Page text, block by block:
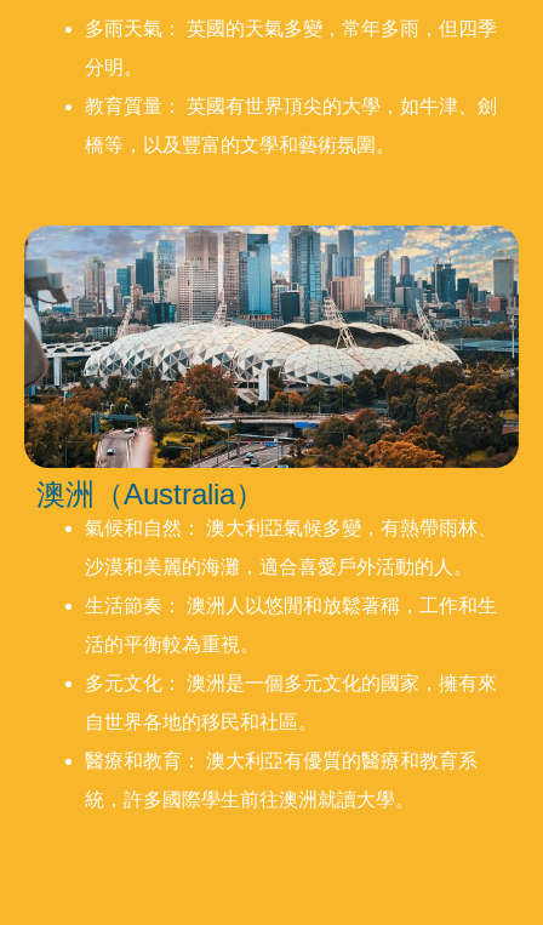
多雨天氣： 英國的天氣多變，常年多雨，但四季
分明。
教育質量： 英國有世界頂尖的大學，如牛津、劍
橋等，以及豐富的文學和藝術氛圍。
澳洲（Australia）
氣候和自然： 澳大利亞氣候多變，有熱帶雨林、
沙漠和美麗的海灘，適合喜愛戶外活動的人。
生活節奏： 澳洲人以悠閒和放鬆著稱，工作和生
活的平衡較為重視。
多元文化： 澳洲是一個多元文化的國家，擁有來
自世界各地的移民和社區。
醫療和教育： 澳大利亞有優質的醫療和教育系
統，許多國際學生前往澳洲就讀大學。